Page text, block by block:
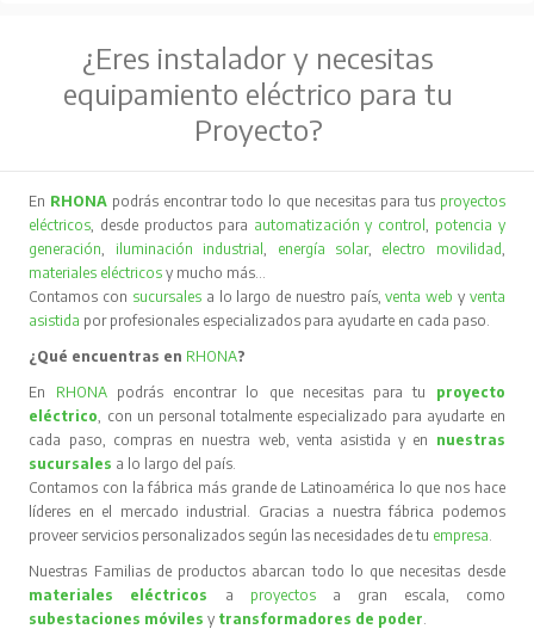
¿Eres instalador y necesitas
equipamiento eléctrico para tu
Proyecto?
En RHONA podrás encontrar todo lo que necesitas para tus proyectos
eléctricos , desde productos para automatización y control
potencia y
generación
iluminación industrial energía solar, electro movilidad
materiales eléctricos y mucho más…
Contamos con sucursales a lo largo de nuestro país,venta web y venta
asistida por profesionales especializados para ayudarte en cada paso.
¿Qué encuentras en RHONA?
En RHONA podrás encontrar lo que necesitas para tu proyecto
eléctrico , con un personal totalmente especializado para ayudarte en
cada paso, compras en nuestra web, venta asistida y en nuestras
sucursales a lo largo del país.
Contamos con la fábrica más grande de Latinoamérica lo que nos hace
líderes en el mercado industrial. Gracias a nuestra fábrica podemos
proveer servicios personalizados según las necesidades de tu empresa
Nuestras Familias de productos abarcan todo lo que necesitas desde
materiales eléctricos
a proyectos
a gran escala, como
subestaciones móvilesy transformadores de poder